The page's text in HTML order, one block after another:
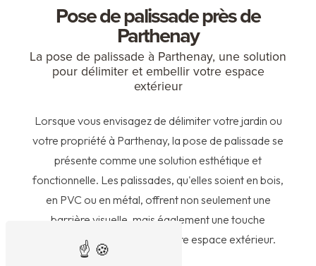
Pose de palissade près de
Parthenay
La pose de palissade à Parthenay, une solution
pour délimiter et embellir votre espace
extérieur
Lorsque vous envisagez de délimiter votre jardin ou
votre propriété à Parthenay, la pose de palissade se
présente comme une solution esthétique et
fonctionnelle. Les palissades, qu'elles soient en bois,
en PVC ou en métal, offrent non seulement une
barrière visuelle, mais également une touche
décorative qui valorisera votre espace extérieur.